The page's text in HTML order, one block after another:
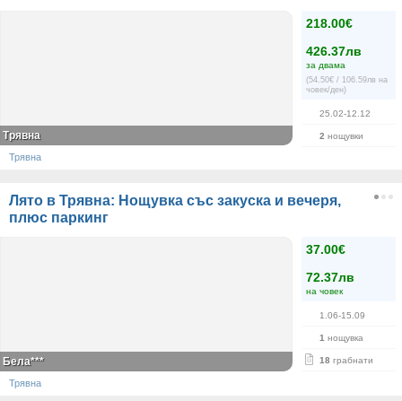
218.00€
426.37лв
за двама
(54.50€ / 106.59лв на
човек/ден)
25.02-12.12
2 нощувки
Трявна
Трявна
Лято в Трявна: Нощувка със закуска и вечеря,
плюс паркинг
37.00€
72.37лв
на човек
1.06-15.09
1 нощувка
18 грабнати
Бела***
Трявна